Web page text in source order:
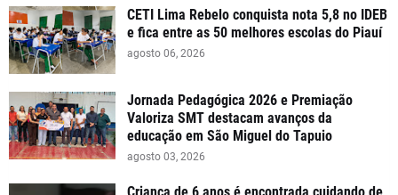
CETI Lima Rebelo conquista nota 5,8 no IDEB
e fica entre as 50 melhores escolas do Piauí
agosto 06, 2026
Jornada Pedagógica 2026 e Premiação
Valoriza SMT destacam avanços da
educação em São Miguel do Tapuio
agosto 03, 2026
Criança de 6 anos é encontrada cuidando de